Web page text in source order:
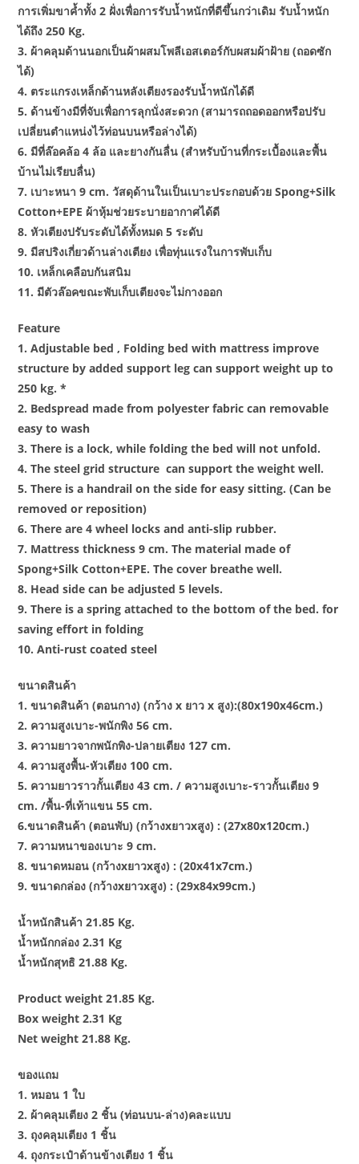
การเพิ่มขาค้ำทั้ง 2 ฝั่งเพื่อการรับน้ำหนักที่ดีขึ้นกว่าเดิม รับน้ำหนัก
ได้ถึง 250 Kg.
3. ผ้าคลุมด้านนอกเป็นผ้าผสมโพลีเอสเตอร์กับผสมผ้าฝ้าย (ถอดซัก
ได้)
4. ตระแกรงเหล็กด้านหลังเตียงรองรับน้ำหนักได้ดี
5. ด้านข้างมีที่จับเพื่อการลุกนั่งสะดวก (สามารถถอดออกหรือปรับ
เปลี่ยนตำแหน่งไว้ท่อนบนหรือล่างได้)
6. มีที่ล๊อคล้อ 4 ล้อ และยางกันลื่น (สำหรับบ้านที่กระเบื้องและพื้น
บ้านไม่เรียบลื่น)
7. เบาะหนา 9 cm. วัสดุด้านในเป็นเบาะประกอบด้วย Spong+Silk
Cotton+EPE ผ้าหุ้มช่วยระบายอากาศได้ดี
8. หัวเตียงปรับระดับได้ทั้งหมด 5 ระดับ
9. มีสปริงเกี่ยวด้านล่างเตียง เพื่อทุ่นแรงในการพับเก็บ
10. เหล็กเคลือบกันสนิม
11. มีตัวล๊อคขณะพับเก็บเตียงจะไม่กางออก
Feature
1. Adjustable bed , Folding bed with mattress improve
structure by added support leg can support weight up to
250 kg. *
2. Bedspread made from polyester fabric can removable
easy to wash
3. There is a lock, while folding the bed will not unfold.
4. The steel grid structure can support the weight well.
5. There is a handrail on the side for easy sitting. (Can be
removed or reposition)
6. There are 4 wheel locks and anti-slip rubber.
7. Mattress thickness 9 cm. The material made of
Spong+Silk Cotton+EPE. The cover breathe well.
8. Head side can be adjusted 5 levels.
9. There is a spring attached to the bottom of the bed. for
saving effort in folding
10. Anti-rust coated steel
ขนาดสินค้า
1. ขนาดสินค้า (ตอนกาง) (กว้าง x ยาว x สูง):(80x190x46cm.)
2. ความสูงเบาะ-พนักพิง 56 cm.
3. ความยาวจากพนักพิง-ปลายเตียง 127 cm.
4. ความสูงพื้น-หัวเตียง 100 cm.
5. ความยาวราวกั้นเตียง 43 cm. / ความสูงเบาะ-ราวกั้นเตียง 9
cm. /พื้น-ที่เท้าแขน 55 cm.
6.ขนาดสินค้า (ตอนพับ) (กว้างxยาวxสูง) : (27x80x120cm.)
7. ความหนาของเบาะ 9 cm.
8. ขนาดหมอน (กว้างxยาวxสูง) : (20x41x7cm.)
9. ขนาดกล่อง (กว้างxยาวxสูง) : (29x84x99cm.)
น้ำหนักสินค้า 21.85 Kg.
น้ำหนักกล่อง 2.31 Kg
น้ำหนักสุทธิ 21.88 Kg.
Product weight 21.85 Kg.
Box weight 2.31 Kg
Net weight 21.88 Kg.
ของแถม
1. หมอน 1 ใบ
2. ผ้าคลุมเตียง 2 ชิ้น (ท่อนบน-ล่าง)คละแบบ
3. ถุงคลุมเตียง 1 ชิ้น
4. ถุงกระเป๋าด้านข้างเตียง 1 ชิ้น